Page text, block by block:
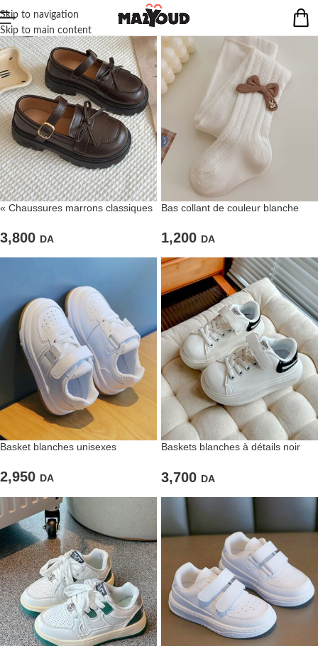
Skip to navigation
Skip to main content
« Chaussures marrons classiques
3,800 DA
Bas collant de couleur blanche
1,200 DA
Basket blanches unisexes
2,950 DA
Baskets blanches à détails noir
3,700 DA